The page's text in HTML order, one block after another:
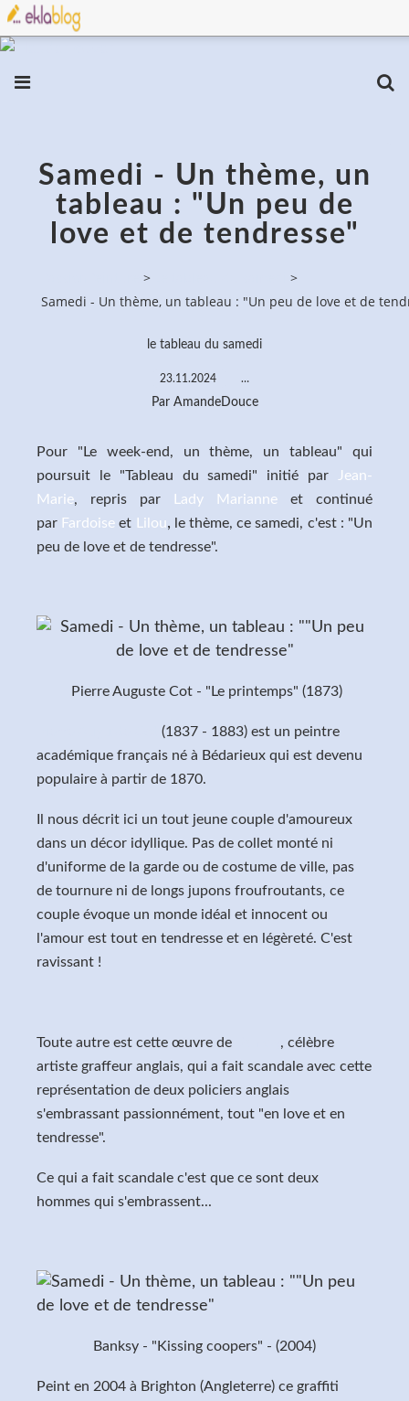
Samedi - Un thème, un
tableau : "Un peu de
love et de tendresse"
>
>
Samedi - Un thème, un tableau : "Un peu de love et de
le tableau du samedi
23.11.2024 …
Par AmandeDouce
Pour "Le week-end, un thème, un tableau" qui
poursuit le "Tableau du samedi" initié par
Jean-
Marie, repris par Lady Marianne et continué
par Fardoise et Lilou, le thème, ce samedi, c'est : "Un
peu de love et de tendresse".
Pierre Auguste Cot - "Le printemps" (1873)
(1837 - 1883) est un peintre
académique français né à Bédarieux qui est devenu
populaire à partir de 1870.
Il nous décrit ici un tout jeune couple d'amoureux
dans un décor idyllique. Pas de collet monté ni
d'uniforme de la garde ou de costume de ville, pas
de tournure ni de longs jupons froufroutants, ce
couple évoque un monde idéal et innocent ou
l'amour est tout en tendresse et en légèreté. C'est
ravissant !
Toute autre est cette œuvre de
, célèbre
artiste graffeur anglais, qui a fait scandale avec cette
représentation de deux policiers anglais
s'embrassant passionnément, tout "en love et en
tendresse".
Ce qui a fait scandale c'est que ce sont deux
hommes qui s'embrassent...
Banksy - "Kissing coopers" - (2004)
Peint en 2004 à Brighton (Angleterre) ce graffiti